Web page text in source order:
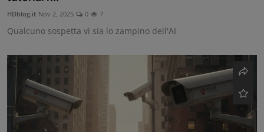
HDblog.it Nov 2, 2025 0 7
Qualcuno sospetta vi sia lo zampino dell'AI